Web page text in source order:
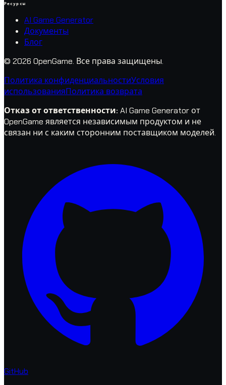
Ресурсы
AI Game Generator
Документы
Блог
© 2026 OpenGame. Все права защищены.
Политика конфиденциальностиУсловия
использованияПолитика возврата
Отказ от ответственности: AI Game Generator от
OpenGame является независимым продуктом и не
связан ни с каким сторонним поставщиком моделей.
GitHub